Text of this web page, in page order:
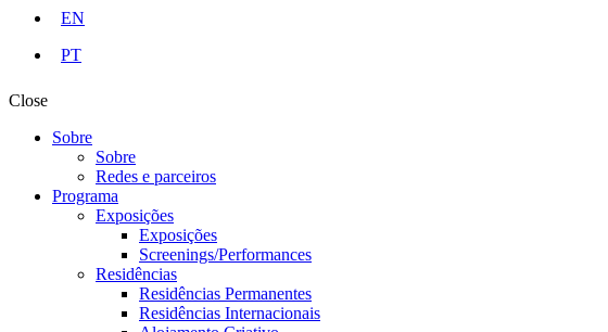
EN
PT
Close
Sobre
Sobre
Redes e parceiros
Programa
Exposições
Exposições
Screenings/Performances
Residências
Residências Permanentes
Residências Internacionais